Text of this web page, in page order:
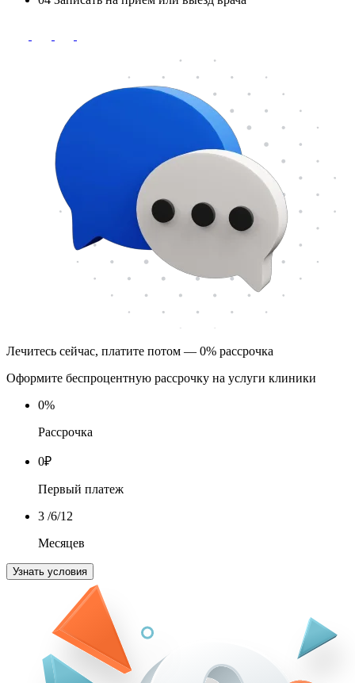
Лечитесь сейчас, платите потом — 0% рассрочка
Оформите беспроцентную рассрочку на услуги клиники
0%
Рассрочка
0₽
Первый платеж
3 /6/12
Месяцев
Узнать условия